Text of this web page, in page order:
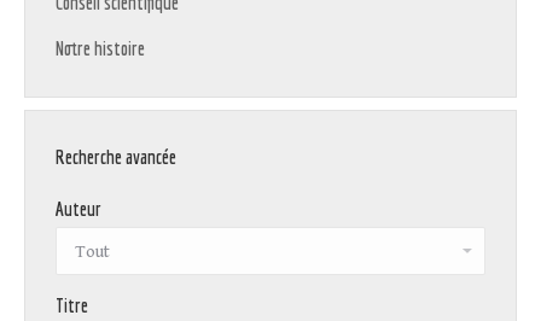
Notre histoire
Recherche avancée
Auteur
Titre